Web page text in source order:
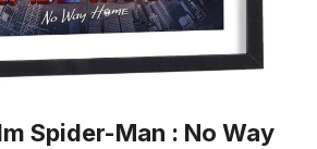
Spider-Man : No Way